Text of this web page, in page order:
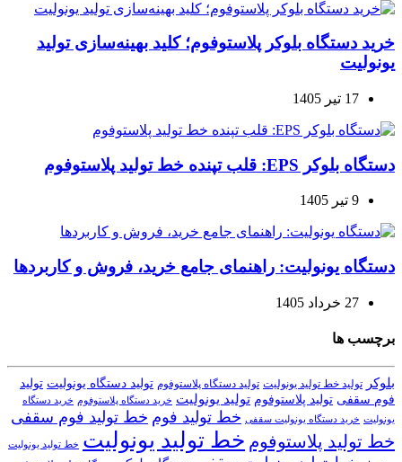
خرید دستگاه بلوکر پلاستوفوم؛ کلید بهینه‌سازی تولید
یونولیت
17 تیر 1405
دستگاه بلوکر EPS: قلب تپنده خط تولید پلاستوفوم
9 تیر 1405
دستگاه یونولیت: راهنمای جامع خرید، فروش و کاربردها
27 خرداد 1405
برچسب ها
بلوکر تولید خط تولید یونولیت تولید دستگاه پلاستوفوم تولید دستگاه یونولیت تولید
فوم سقفی تولید پلاستوفوم تولید یونولیت خرید دستگاه پلاستوفوم خرید دستگاه
یونولیت خرید دستگاه یونولیت سقفی خط تولید فوم خط تولید فوم سقفی
خط تولید پلاستوفوم خط تولید یونولیت خط تولید یونولیت